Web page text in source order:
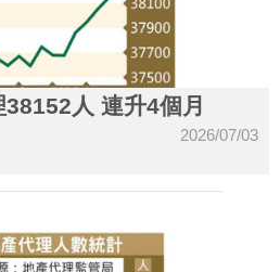
人 連升4個月
2026/07/03